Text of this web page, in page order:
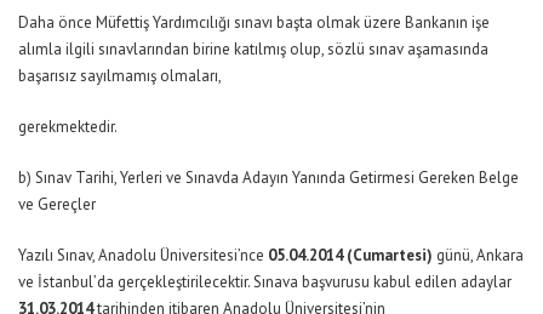
Daha önce Müfettiş Yardımcılığı sınavı başta olmak üzere Bankanın işe
alımla ilgili sınavlarından birine katılmış olup, sözlü sınav aşamasında
başarısız sayılmamış olmaları,
gerekmektedir.
b) Sınav Tarihi, Yerleri ve Sınavda Adayın Yanında Getirmesi Gereken Belge
ve Gereçler
Yazılı Sınav, Anadolu Üniversitesi’nce 05.04.2014 (Cumartesi) günü, Ankara
ve İstanbul’da gerçekleştirilecektir. Sınava başvurusu kabul edilen adaylar
31.03.2014tarihinden itibaren Anadolu Üniversitesi’nin